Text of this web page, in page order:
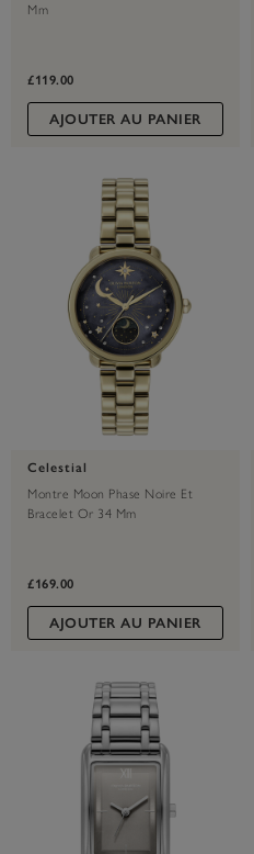
Mm
£119.00
AJOUTER AU PANIER
Celestial
Montre Moon Phase Noire Et
Bracelet Or 34 Mm
£169.00
AJOUTER AU PANIER